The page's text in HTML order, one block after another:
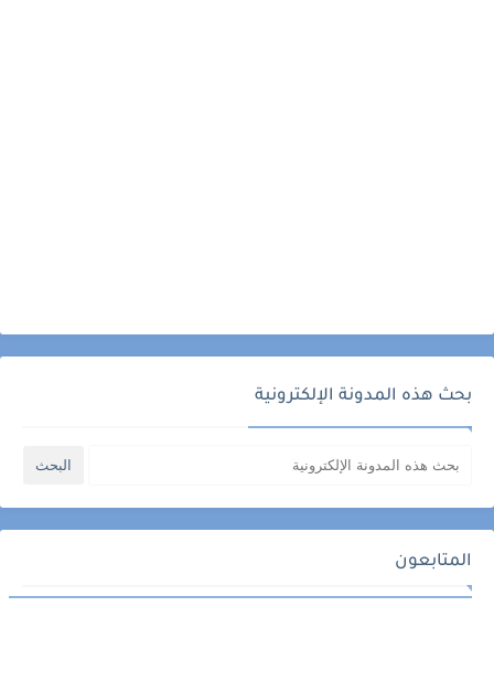
بحث هذه المدونة الإلكترونية
المتابعون